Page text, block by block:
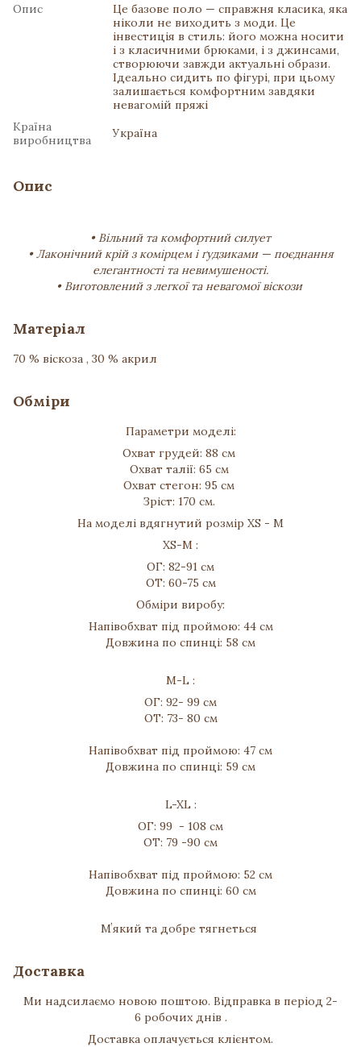
Опис
Це базове поло — справжня класика, яка
ніколи не виходить з моди. Це
інвестиція в стиль: його можна носити
і з класичними брюками, і з джинсами,
створюючи завжди актуальні образи.
Ідеально сидить по фігурі, при цьому
залишається комфортним завдяки
невагомій пряжі
Країна
виробництва
Україна
Опис
• Вільний та комфортний силует
• Лаконічний крій з комірцем і ґудзиками — поєднання
елегантності та невимушеності.
• Виготовлений з легкої та невагомої віскози
Матеріал
70 % віскоза , 30 % акрил
Обміри
Параметри моделі:
Охват грудей: 88 см
Охват талії: 65 см
Охват стегон: 95 см
Зріст: 170 см.
На моделі вдягнутий розмір XS - M
XS-M :
ОГ: 82-91 см
ОТ: 60-75 см
Обміри виробу:
Напівобхват під проймою: 44 см
Довжина по спинці: 58 см
M-L :
ОГ: 92- 99 см
ОТ: 73- 80 см
Напівобхват під проймою: 47 см
Довжина по спинці: 59 см
L-XL :
ОГ: 99 - 108 см
ОТ: 79 -90 см
Напівобхват під проймою: 52 см
Довжина по спинці: 60 см
Мʼякий та добре тягнеться
Доставка
Ми надсилаємо новою поштою. Відправка в період 2-
6 робочих днів .
Доставка оплачується клієнтом.